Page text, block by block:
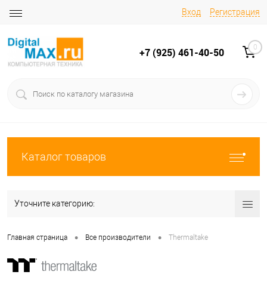
Вход Регистрация
+7 (925) 461-40-50 0
Каталог товаров
Уточните категорию:
Главная страница • Все производители • Thermaltake